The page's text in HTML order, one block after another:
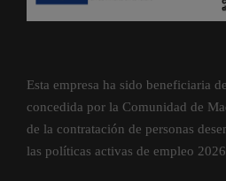
Esta empresa ha sido beneficiaria
concedida por la Comunidad de
de la contratación de personas
las políticas activas de empleo 2026